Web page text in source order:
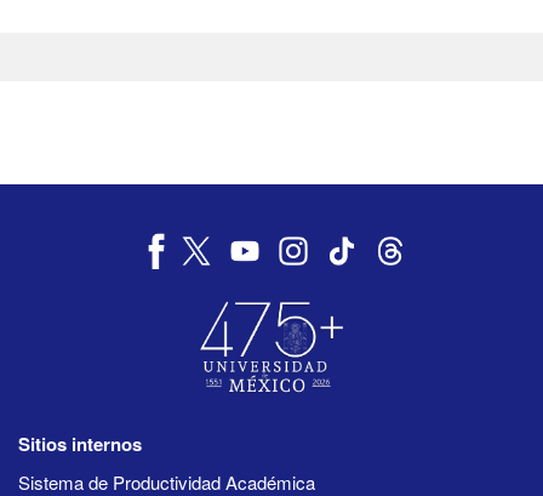
Sitios internos
Sistema de Productividad Académica